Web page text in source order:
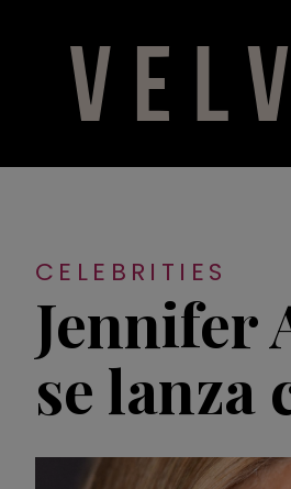
CELEBRITIES
Jennifer
se